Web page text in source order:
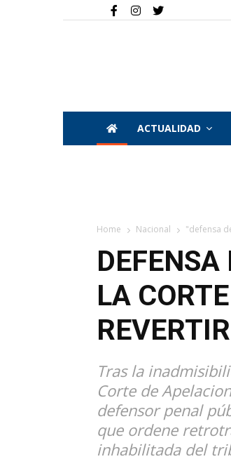
ACTUALIDAD
Home Nacional "defensa
DEFENSA
LA
Tras la
Corte de
defensor penal
que ordene
inhabilitada del